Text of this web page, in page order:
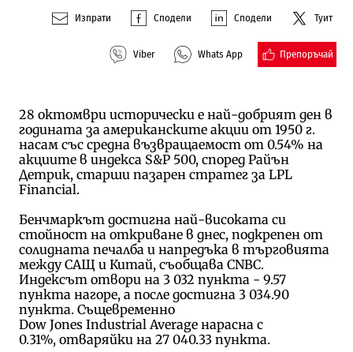
Изпрати Сподели Сподели Туит
Viber Whats App Препоръчай
28 октомври исторически е най-добрият ден в
годината за американските акции от 1950 г.
насам със средна възвращаемост от 0.54% на
акциите в индекса S&P 500, според Райън
Детрик, старши пазарен стратег за LPL
Financial.
Бенчмаркът достигна най-високата си
стойност на откриване в днес, подкрепен от
солидната печалба и напредъка в търговията
между САЩ и Китай, съобщава CNBC.
Индексът отвори на 3 032 пункта - 9.57
пункта нагоре, а после достигна 3 034.90
пункта. Същевременно
Dow Jones Industrial Average нарасна с
0.31%, отваряйки на 27 040.33 пункта.